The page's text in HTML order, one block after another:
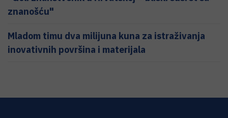
znanošću"
Mladom timu dva milijuna kuna za istraživanja
inovativnih površina i materijala